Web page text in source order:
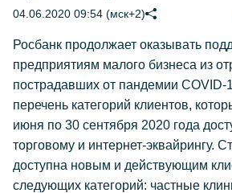
04.06.2020 09:54 (мск+2)
Росбанк продолжает оказывать
предприятиям малого бизнеса из
пострадавших от пандемии COVID-
перечень категорий клиентов,
июня по 30 сентября 2020 года
торговому и интернет-эквайрингу.
доступна новым и действующим
следующих категорий: частные